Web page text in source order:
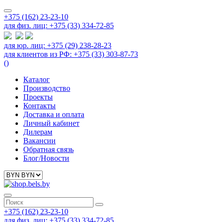
+375 (162) 23-23-10
для физ. лиц: +375 (33) 334-72-85
для юр. лиц: +375 (29) 238-28-23
для клиентов из РФ: +375 (33) 303-87-73
()
Каталог
Производство
Проекты
Контакты
Доставка и оплата
Личный кабинет
Дилерам
Вакансии
Обратная связь
Блог/Новости
+375 (162) 23-23-10
для физ. лиц: +375 (33) 334-72-85